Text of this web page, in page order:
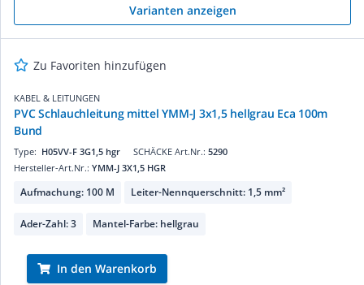
Varianten anzeigen
Zu Favoriten hinzufügen
KABEL & LEITUNGEN
PVC Schlauchleitung mittel YMM-J 3x1,5 hellgrau Eca 100m
Bund
SCHÄCKE Art.Nr.: 5290
Type: H05VV-F 3G1,5 hgr
Hersteller-Art.Nr.: YMM-J 3X1,5 HGR
Aufmachung: 100 M Leiter-Nennquerschnitt: 1,5 mm²
Ader-Zahl: 3 Mantel-Farbe: hellgrau
In den Warenkorb